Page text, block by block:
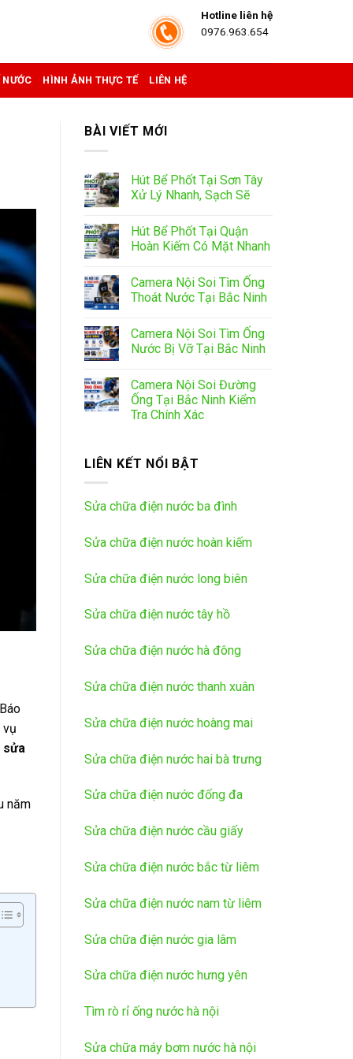
Hotline liên hệ
0976.963.654
NƯỚC HÌNH ẢNH THỰC TẾ LIÊN HỆ
vụ
sửa
năm
BÀI VIẾT MỚI
Hút Bể Phốt Tại Sơn Tây
Xử Lý Nhanh, Sạch Sẽ
Hút Bể Phốt Tại Quận
Hoàn Kiếm Có Mặt Nhanh
Camera Nội Soi Tìm Ống
Thoát Nước Tại Bắc Ninh
Camera Nội Soi Tìm Ống
Nước Bị Vỡ Tại Bắc Ninh
Camera Nội Soi Đường
Ống Tại Bắc Ninh Kiểm
Tra Chính Xác
LIÊN KẾT NỔI BẬT
Sửa chữa điện nước ba đình
Sửa chữa điện nước hoàn kiếm
Sửa chữa điện nước long biên
Sửa chữa điện nước tây hồ
Sửa chữa điện nước hà đông
Sửa chữa điện nước thanh xuân
Sửa chữa điện nước hoàng mai
Sửa chữa điện nước hai bà trưng
Sửa chữa điện nước đống đa
Sửa chữa điện nước cầu giấy
Sửa chữa điện nước bắc từ liêm
Sửa chữa điện nước nam từ liêm
Sửa chữa điện nước gia lâm
Sửa chữa điện nước hưng yên
Tìm rò rỉ ống nước hà nội
Sửa chữa máy bơm nước hà nội